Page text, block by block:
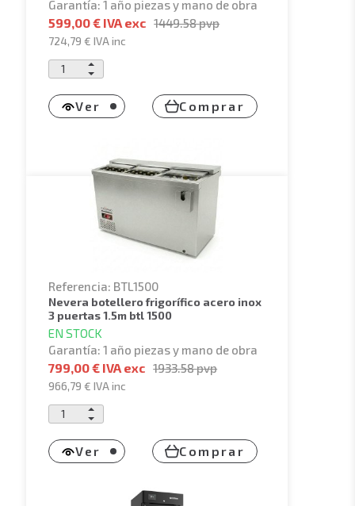
Garantía: 1 año piezas y mano de obra
599,00 € IVA exc 1449.58pvp
724,79 €IVA inc
Ver Comprar
Referencia: BTL1500
nevera botellero frigorífico acero inox
3 puertas 1.5m btl 1500
EN STOCK
Garantía: 1 año piezas y mano de obra
799,00 € IVA exc 1933.58pvp
966,79 €IVA inc
Ver Comprar